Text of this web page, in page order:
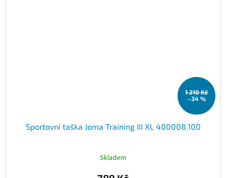
1 210 Kč
–34 %
Sportovní taška Joma Training III XL 400008.100
Skladem